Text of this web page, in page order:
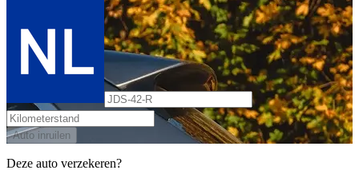
Auto inruilen
Deze auto verzekeren?